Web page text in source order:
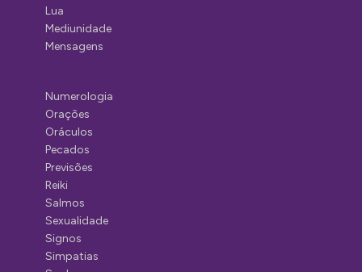
Lua
Mediunidade
Mensagens
Numerologia
Orações
Oráculos
Pecados
Previsões
Reiki
Salmos
Sexualidade
Signos
Simpatias